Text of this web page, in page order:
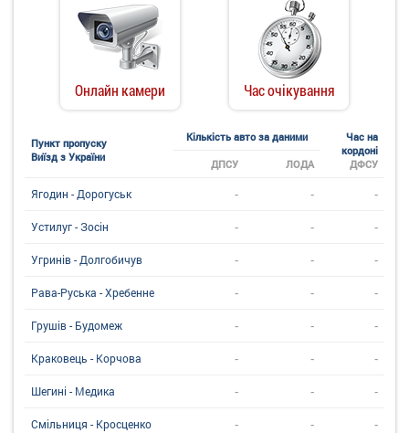
Онлайн камери Час очікування
Пункт пропуску
Виїзд з України
Кількість авто за даними
Час на
кордоні
ДФСУ
ДПСУ ЛОДА
Ягодин - Дорогуськ - - -
Устилуг - Зосін - - -
Угринiв - Долгобичув - - -
Рава-Руська - Хребенне - - -
Грушів - Будомеж - - -
Краковець - Корчова - - -
Шегині - Медика - - -
Смільниця - Кросценко - - -